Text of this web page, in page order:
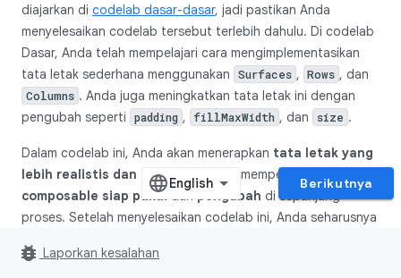
diajarkan di codelab dasar-dasar, jadi pastikan Anda
menyelesaikan codelab tersebut terlebih dahulu. Di codelab
Dasar, Anda telah mempelajari cara mengimplementasikan
tata letak sederhana menggunakan
Surfaces , Rows , dan
Columns . Anda juga meningkatkan tata letak ini dengan
pengubah seperti
padding , fillMaxWidth , dan size .
Dalam codelab ini, Anda akan menerapkan tata letak yang
lebih realistis dan kompleks untuk mempelajari berbagai
composable siap pakai dan pengubah di sepanjang
proses. Setelah menyelesaikan codelab ini, Anda seharusnya
berfungsi.
Berikutnya
bug_report Laporkan kesalahan